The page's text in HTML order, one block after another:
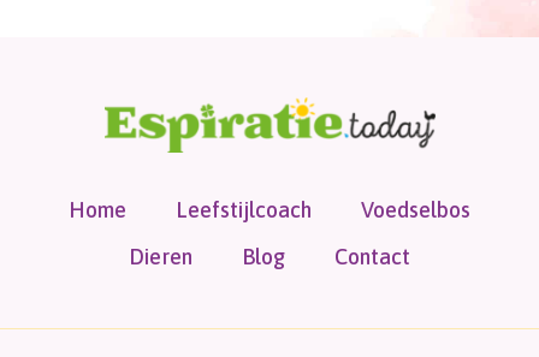
Home Leefstijlcoach
Voedselbos
Dieren
Blog Contact